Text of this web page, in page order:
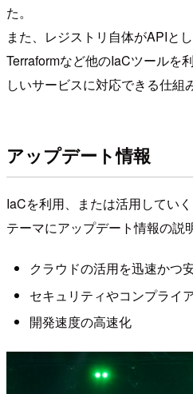
た。
また、レジストリ自体がAPIと
Terraformなど他のIaCツールを
しいサービスに対応できる仕組
アップデート情報
IaCを利用、または活用してい
テーマにアップデート情報の説
クラウドの活用を迅速かつ
セキュリティやコンプライ
開発速度の高速化